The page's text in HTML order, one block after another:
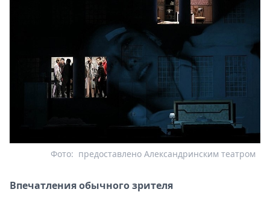
предоставлено Александринским театром
Фото:
Впечатления обычного зрителя